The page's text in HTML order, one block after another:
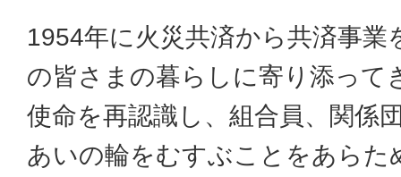
1954年に火災共済から共済事業
の皆さまの暮らしに寄り添って
使命を再認識し、組合員、関係
あいの輪をむすぶことをあらた